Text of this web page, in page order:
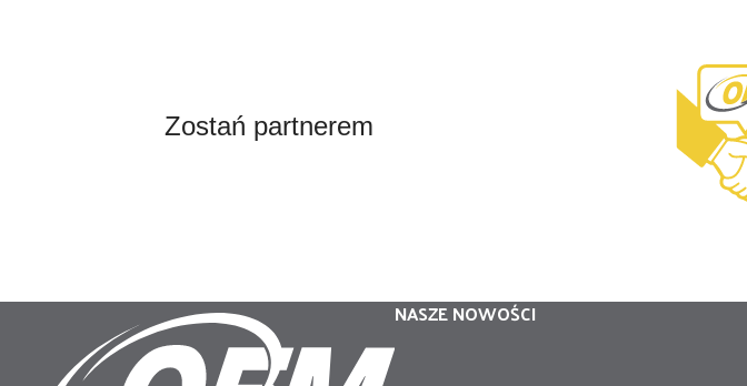
Zostań partnerem
NASZE NOWOŚCI